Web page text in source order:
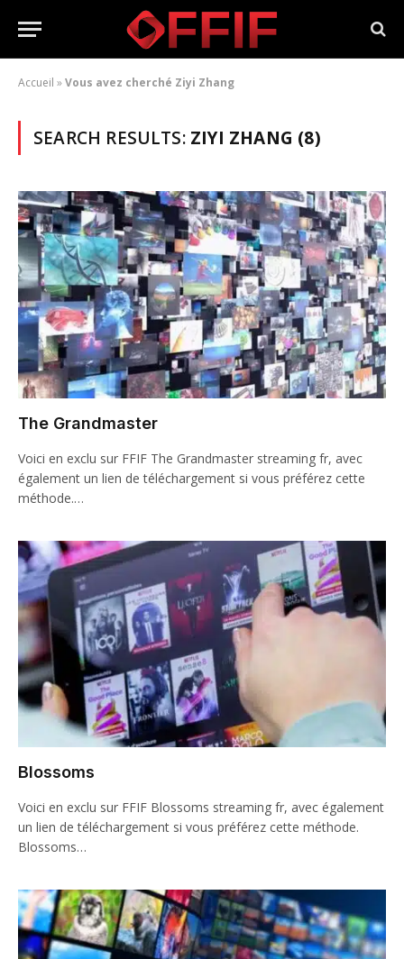
Accueil »Vous avez cherché Ziyi Zhang
SEARCH RESULTS: ZIYI ZHANG (8)
The Grandmaster
Voici en exclu sur FFIF The Grandmaster streaming fr, avec
également un lien de téléchargement si vous préférez cette
méthode.…
Blossoms
Voici en exclu sur FFIF Blossoms streaming fr, avec également
un lien de téléchargement si vous préférez cette méthode.
Blossoms…